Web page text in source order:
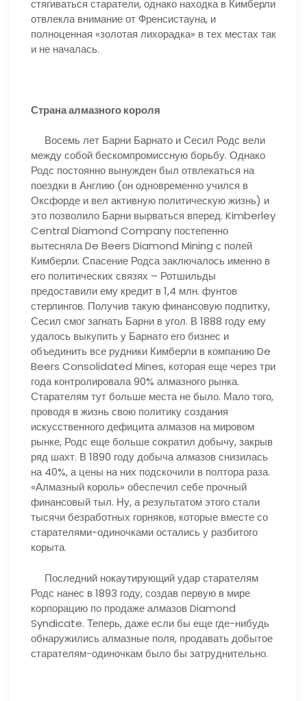
стягиваться старатели, однако находка в Кимберли
отвлекла внимание от Френсистауна, и
полноценная «золотая лихорадка» в тех местах так
и не началась.
Страна алмазного короля
Восемь лет Барни Барнато и Сесил Родс вели
между собой бескомпромиссную борьбу. Однако
Родс постоянно вынужден был отвлекаться на
поездки в Англию (он одновременно учился в
Оксфорде и вел активную политическую жизнь) и
это позволило Барни вырваться вперед. Kimberley
Central Diamond Company постепенно
вытесняла De Beers Diamond Mining с полей
Кимберли. Спасение Родса заключалось именно в
его политических связях – Ротшильды
предоставили ему кредит в 1,4 млн. фунтов
стерлингов. Получив такую финансовую подпитку,
Сесил смог загнать Барни в угол. В 1888 году ему
удалось выкупить у Барнато его бизнес и
объединить все рудники Кимберли в компанию De
Beers Consolidated Mines, которая еще через три
года контролировала 90% алмазного рынка.
Старателям тут больше места не было. Мало того,
проводя в жизнь свою политику создания
искусственного дефицита алмазов на мировом
рынке, Родс еще больше сократил добычу, закрыв
ряд шахт. В 1890 году добыча алмазов снизилась
на 40%, а цены на них подскочили в полтора раза.
«Алмазный король» обеспечил себе прочный
финансовый тыл. Ну, а результатом этого стали
тысячи безработных горняков, которые вместе со
старателями-одиночками остались у разбитого
корыта.
Последний нокаутирующий удар старателям
Родс нанес в 1893 году, создав первую в мире
корпорацию по продаже алмазов Diamond
Syndicate. Теперь, даже если бы еще где-нибудь
обнаружились алмазные поля, продавать добытое
старателям-одиночкам было бы затруднительно.